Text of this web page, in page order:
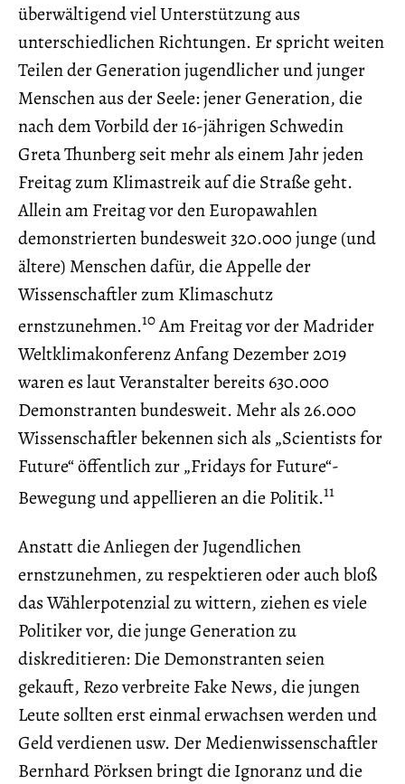
überwältigend viel Unterstützung aus
unterschiedlichen Richtungen. Er spricht weiten
Teilen der Generation jugendlicher und junger
Menschen aus der Seele: jener Generation, die
nach dem Vorbild der 16-jährigen Schwedin
Greta Thunberg seit mehr als einem Jahr jeden
Freitag zum Klimastreik auf die Straße geht.
Allein am Freitag vor den Europawahlen
demonstrierten bundesweit 320.000 junge (und
ältere) Menschen dafür, die Appelle der
Wissenschaftler zum Klimaschutz
ernstzunehmen.10Am Freitag vor der Madrider
Weltklimakonferenz Anfang Dezember 2019
waren es laut Veranstalter bereits 630.000
Demonstranten bundesweit. Mehr als 26.000
Wissenschaftler bekennen sich als „Scientists for
Future“ öffentlich zur „Fridays for Future“-
Bewegung und appellieren an die Politik.11
Anstatt die Anliegen der Jugendlichen
ernstzunehmen, zu respektieren oder auch bloß
das Wählerpotenzial zu wittern, ziehen es viele
Politiker vor, die junge Generation zu
diskreditieren: Die Demonstranten seien
gekauft, Rezo verbreite Fake News, die jungen
Leute sollten erst einmal erwachsen werden und
Geld verdienen usw. Der Medienwissenschaftler
Bernhard Pörksen bringt die Ignoranz und die